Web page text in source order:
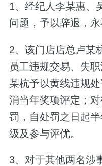
1、经纪人李某惠、
问题，予以辞退，永
2、该门店店总卢某
员工违规交易、失
某杭予以黄线违规
消当年奖项评定；
罚，自处罚之日起
级及参与评优。
3、对于其他两名涉